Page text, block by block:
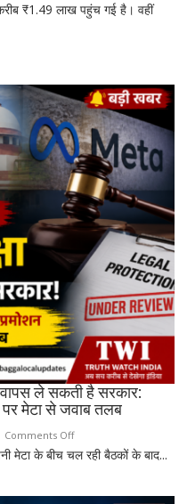
फिर
में
सोना
₹7,064
और
चांदी
₹14,094
महंगी,
रिकॉर्ड
के
करीब
पहुंचे
दाम
₹1.49 लाख पहुंच गई है। वहीं
ले सकती है सरकार:
मेटा से जवाब तलब
Comments Offon
फेसबुक-
मेटा के बीच चल रही बैठकों के बाद...